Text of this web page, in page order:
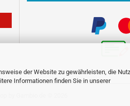
der Website zu gewährleisten, die
Informationen finden Sie in unserer